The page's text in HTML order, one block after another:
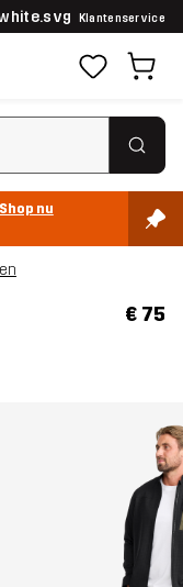
Klantenservice
Shop nu
€ 75